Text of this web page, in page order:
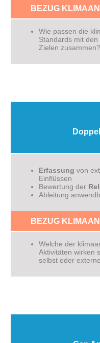
BEZUG
Wie passen die
Standards mit
Zielen zusammen?
Erfassung von
Einflüssen
Bewertung der
Ableitung
BEZUG
Welche der
Aktivitäten wirken
selbst oder